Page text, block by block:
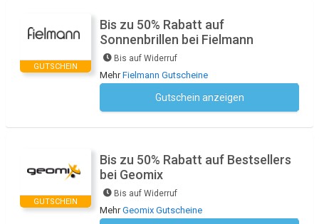
GUTSCHEIN
Bis zu 50% Rabatt auf
Sonnenbrillen bei Fielmann
Bis auf Widerruf
MehrFielmann Gutscheine
Gutschein anzeigen
GUTSCHEIN
Bis zu 50% Rabatt auf Bestsellers
bei Geomix
Bis auf Widerruf
MehrGeomix Gutscheine